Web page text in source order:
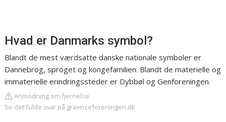
Hvad er Danmarks symbol?
Blandt de mest værdsatte danske nationale symboler er
Dannebrog, sproget og kongefamilien. Blandt de materielle og
immaterielle erindringssteder er Dybbøl og Genforeningen.
Anmodning om fjernelse
Se det fulde svar på graenseforeningen.dk